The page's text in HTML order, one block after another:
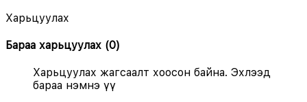
Харьцуулах
Бараа харьцуулах (0)
Харьцуулах жагсаалт хоосон байна. Эхлээд
бараа нэмнэ үү